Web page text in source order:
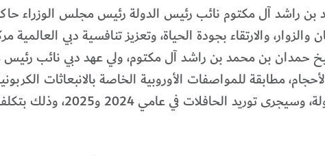
راشد آل مكتوم نائب رئيس الدولة رئيس مجلس الوزراء
والارتقاء بجودة الحياة، وتعزيز تنافسية دبي العالمية
ومتابعة سمو الشيخ حمدان بن محمد بن راشد آل مكتوم، ولي عهد دبي
في عامي 2024 و2025، وذلك بتكلفة 1.1 مليار درهم.